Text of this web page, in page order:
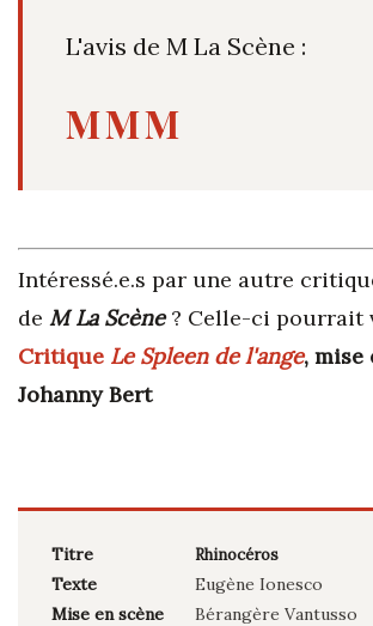
L'avis de M La Scène :
MMM
Intéressé.e.s par une autre
de M La Scène? Celle-ci pourrait
Critique Le Spleen de l'ange, mise
Johanny Bert
Titre Rhinocéros
Texte
Eugène Ionesco
Mise en scène
Bérangère Vantusso